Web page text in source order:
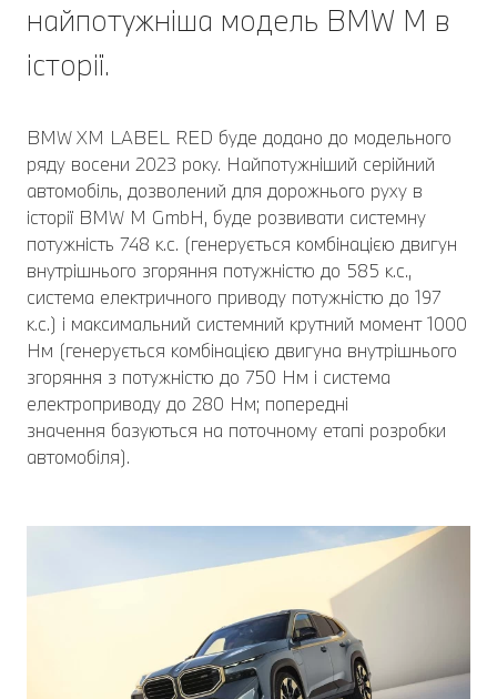
найпотужніша модель BMW M в
історії.
BMW XM LABEL RED буде додано до модельного
ряду восени 2023 року. Найпотужніший серійний
автомобіль, дозволений для дорожнього руху в
історії BMW M GmbH, буде розвивати системну
потужність 748 к.с. (генерується комбінацією двигун
внутрішнього згоряння потужністю до 585 к.с.,
система електричного приводу потужністю до 197
к.с.) і максимальний системний крутний момент 1000
Нм (генерується комбінацією двигуна внутрішнього
згоряння з потужністю до 750 Нм і система
електроприводу до 280 Нм; попередні
значення базуються на поточному етапі розробки
автомобіля).